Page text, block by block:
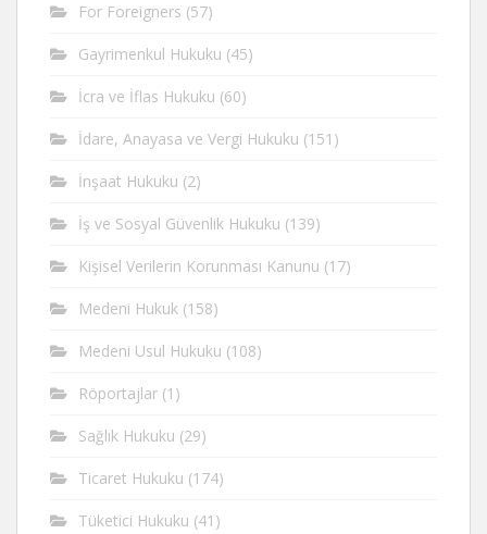
For Foreigners (57)
Gayrimenkul Hukuku (45)
İcra ve İflas Hukuku (60)
İdare, Anayasa ve Vergi Hukuku (151)
İnşaat Hukuku (2)
İş ve Sosyal Güvenlik Hukuku (139)
Kişisel Verilerin Korunması Kanunu (17)
Medeni Hukuk (158)
Medeni Usul Hukuku (108)
Röportajlar (1)
Sağlık Hukuku (29)
Ticaret Hukuku (174)
Tüketici Hukuku (41)